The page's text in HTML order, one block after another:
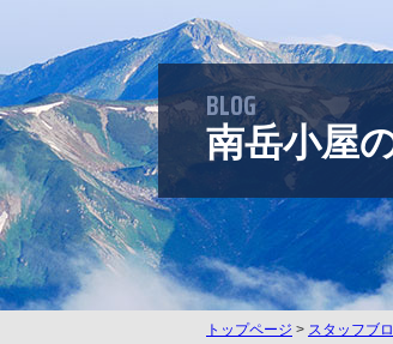
BLOG
南岳小屋
トップページ > スタッフブ